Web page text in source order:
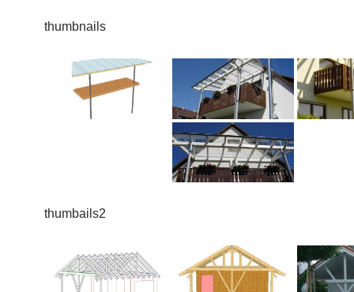
thumbnails
thumbails2